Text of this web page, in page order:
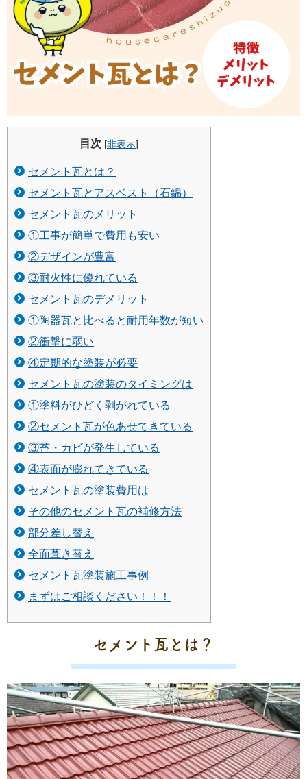
目次 [非表示]
セメント瓦とは？
セメント瓦とアスベスト（石綿）
セメント瓦のメリット
①工事が簡単で費用も安い
②デザインが豊富
③耐火性に優れている
セメント瓦のデメリット
①陶器瓦と比べると耐用年数が短い
②衝撃に弱い
④定期的な塗装が必要
セメント瓦の塗装のタイミングは
①塗料がひどく剥がれている
②セメント瓦が色あせてきている
③苔・カビが発生している
④表面が膨れてきている
セメント瓦の塗装費用は
その他のセメント瓦の補修方法
部分差し替え
全面葺き替え
セメント瓦塗装施工事例
まずはご相談ください！！！
セメント瓦とは？